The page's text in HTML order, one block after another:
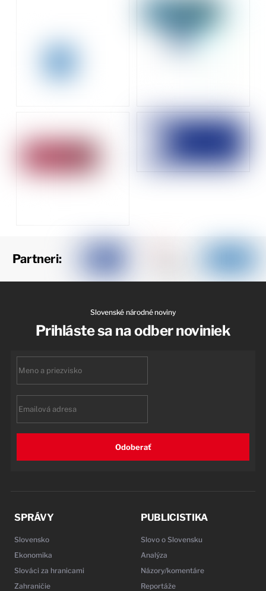
Partneri:
Slovenské národné noviny
Prihláste sa na odber noviniek
Odoberať
SPRÁVY
Slovensko
Ekonomika
Slováci za hranicami
Zahraničie
PUBLICISTIKA
Slovo o Slovensku
Analýza
Názory/komentáre
Reportáže